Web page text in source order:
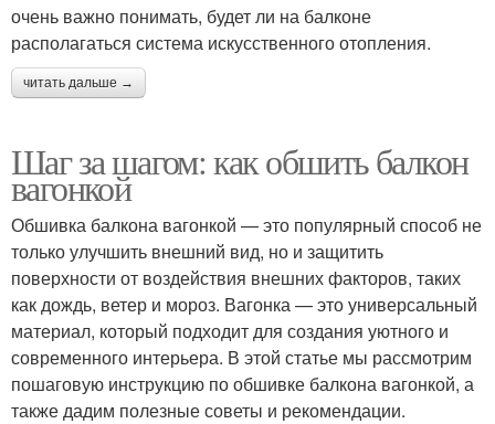
очень важно понимать, будет ли на балконе
располагаться система искусственного отопления.
читать дальше →
Шаг за шагом: как обшить балкон
вагонкой
Обшивка балкона вагонкой — это популярный способ не
только улучшить внешний вид, но и защитить
поверхности от воздействия внешних факторов, таких
как дождь, ветер и мороз. Вагонка — это универсальный
материал, который подходит для создания уютного и
современного интерьера. В этой статье мы рассмотрим
пошаговую инструкцию по обшивке балкона вагонкой, а
также дадим полезные советы и рекомендации.